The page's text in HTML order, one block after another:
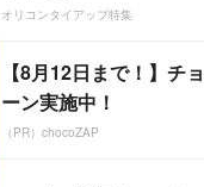
オリコンタイアップ特集
【8月12日まで！】チ
ーン実施中！
（PR）chocoZAP